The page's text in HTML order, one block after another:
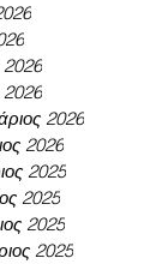
2026
2026
2026
2025
2025
2025
2025